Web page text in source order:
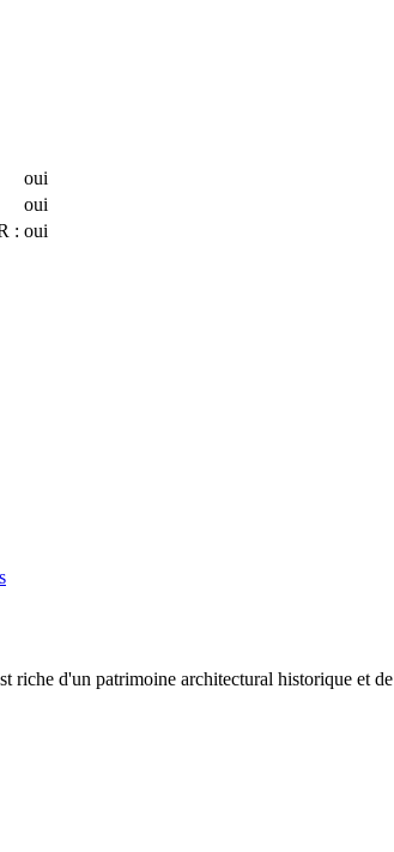
oui
oui
: oui
riche d'un patrimoine architectural historique et